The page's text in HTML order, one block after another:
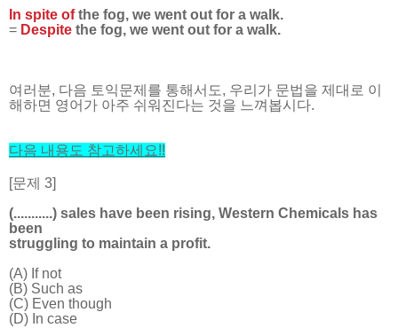
In spite ofthe fog, we went out for a walk.
= Despite the fog, we went out for a walk.
여러분, 다음 토익문제를 통해서도, 우리가 문법을 제대로 이
해하면 영어가 아주 쉬워진다는 것을 느껴봅시다.
다음 내용도 참고하세요!!
[문제 3]
(...........) sales have been rising, Western Chemicals has
been
struggling to maintain a profit.
(A) If not
(B) Such as
(C) Even though
(D) In case